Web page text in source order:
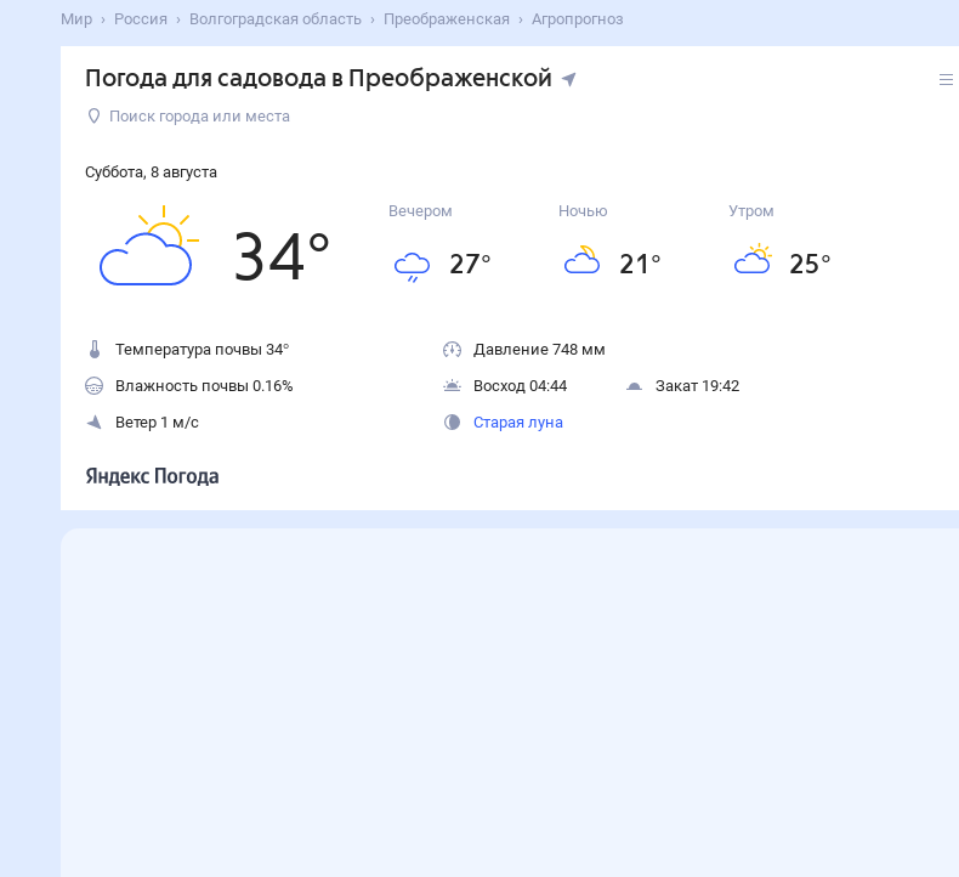
Мир Россия Волгоградская область Преображенская Агропрогноз
Погода для садовода в Преображенской
Поиск города или места
Суббота, 8 августа
34°
Вечером
27°
Ночью
21 °
Утром
25°
Температура почвы 34°
Влажность почвы 0.16%
Ветер 1 м/с
Давление 748 мм
Восход 04:44
Закат 19:42
Старая луна